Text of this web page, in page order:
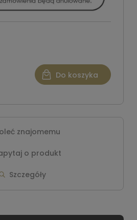
Do koszyka
Szczegóły
o produkt
znajomemu